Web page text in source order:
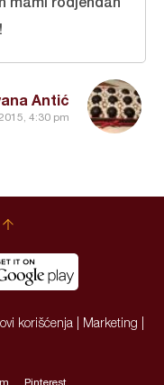
Antić
4:30 pm
korišćenja Marketing
Pinterest